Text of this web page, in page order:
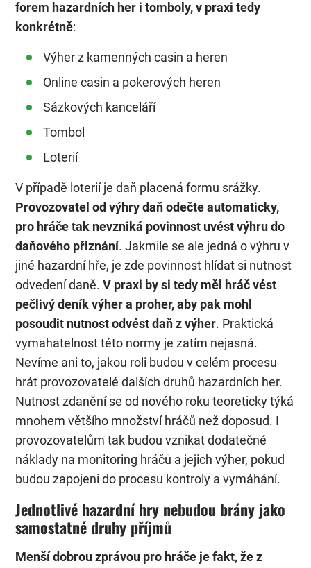
forem hazardních her i tomboly, v praxi tedy
konkrétně:
Výher z kamenných casin a heren
Online casin a pokerových heren
Sázkových kanceláří
Tombol
Loterií
V případě loterií je daň placená formu srážky.
Provozovatel od výhry daň odečte automaticky,
pro hráče tak nevzniká povinnost uvést výhru do
daňového přiznání. Jakmile se ale jedná o výhru v
jiné hazardní hře, je zde povinnost hlídat si nutnost
odvedení daně. V praxi by si tedy měl hráč vést
pečlivý deník výher a proher, aby pak mohl
posoudit nutnost odvést daň z výher. Praktická
vymahatelnost této normy je zatím nejasná.
Nevíme ani to, jakou roli budou v celém procesu
hrát provozovatelé dalších druhů hazardních her.
Nutnost zdanění se od nového roku teoreticky týká
mnohem většího množství hráčů než doposud. I
provozovatelům tak budou vznikat dodatečné
náklady na monitoring hráčů a jejich výher, pokud
budou zapojeni do procesu kontroly a vymáhání.
Jednotlivé hazardní hry nebudou brány jako
samostatné druhy příjmů
Menší dobrou zprávou pro hráče je fakt, že z